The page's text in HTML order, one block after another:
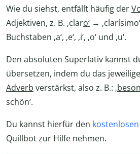
Wie du siehst, entfällt häufig der
Adjektiven, z. B. ‚claro‘ →
Buchstaben ‚a‘, ‚e‘, ‚i‘, ‚o‘ und ‚u‘.
Den absoluten Superlativ kannst
übersetzen, indem du das
Adverb verstärkst, also z. B.: ‚
schön‘.
Du kannst hierfür den
Quillbot zur Hilfe nehmen.